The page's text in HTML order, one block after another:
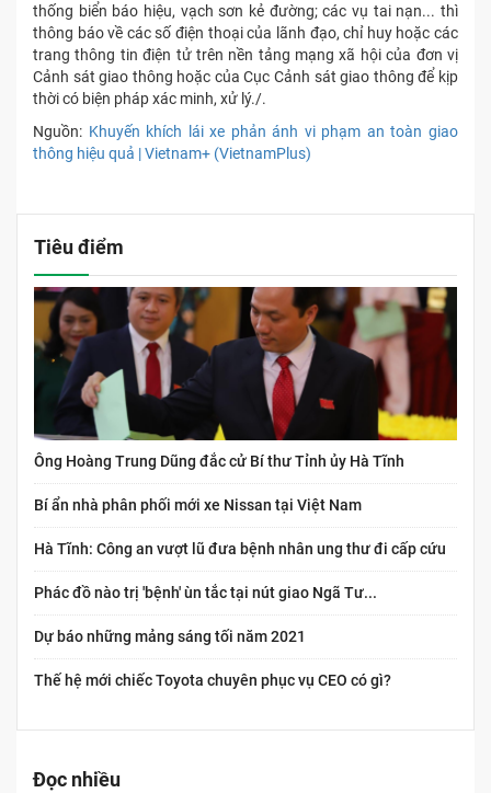
thống biển báo hiệu, vạch sơn kẻ đường; các vụ tai nạn... thì
thông báo về các số điện thoại của lãnh đạo, chỉ huy hoặc các
trang thông tin điện tử trên nền tảng mạng xã hội của đơn vị
Cảnh sát giao thông hoặc của Cục Cảnh sát giao thông để kịp
thời có biện pháp xác minh, xử lý./.
Nguồn: Khuyến khích lái xe phản ánh vi phạm an toàn giao
thông hiệu quả | Vietnam+ (VietnamPlus)
Tiêu điểm
Ông Hoàng Trung Dũng đắc cử Bí thư Tỉnh ủy Hà Tĩnh
Bí ẩn nhà phân phối mới xe Nissan tại Việt Nam
Hà Tĩnh: Công an vượt lũ đưa bệnh nhân ung thư đi cấp cứu
Phác đồ nào trị 'bệnh' ùn tắc tại nút giao Ngã Tư...
Dự báo những mảng sáng tối năm 2021
Thế hệ mới chiếc Toyota chuyên phục vụ CEO có gì?
Đọc nhiều